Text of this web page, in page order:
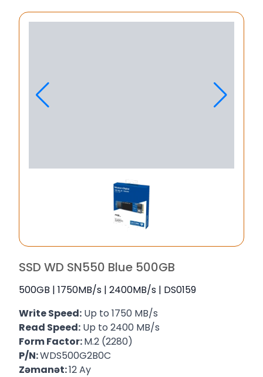
SSD WD SN550 Blue 500GB
500GB | 1750MB/s | 2400MB/s | DS0159
Write Speed: Up to 1750 MB/s
Read Speed: Up to 2400 MB/s
Form Factor:M.2 (2280)
P/N:WDS500G2B0C
Zəmanət:12 Ay